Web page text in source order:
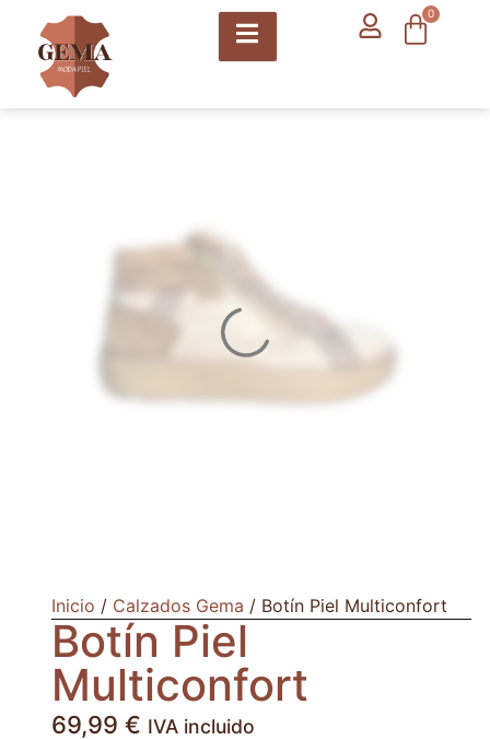
contenido 0
Inicio / Calzados Gema / Botín Piel Multiconfort
Botín Piel
Multiconfort
69,99 € IVA incluido